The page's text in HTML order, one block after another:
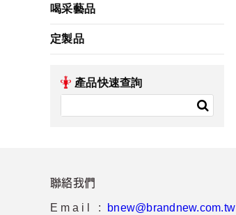
喝采藝品
定製品
產品快速查詢
聯絡我們
Email : bnew@brandnew.com.tw